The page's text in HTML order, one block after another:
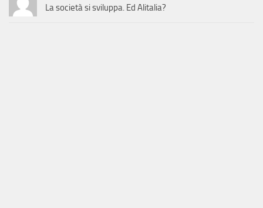
La società si sviluppa. Ed Alitalia?